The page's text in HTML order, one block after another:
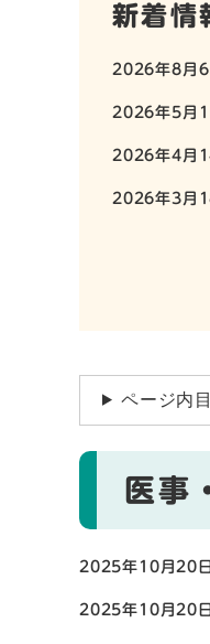
新着情
2026年8月6
2026年5月1
2026年4月
2026年3月
ページ内
医事
2025年10月20
2025年10月20